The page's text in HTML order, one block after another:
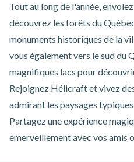
Tout au long de l'année,
découvrez les forêts du
monuments historiques de la
vous également vers le sud du
magnifiques lacs pour
Rejoignez Hélicraft et vivez
admirant les paysages
Partagez une expérience
émerveillement avec vos amis